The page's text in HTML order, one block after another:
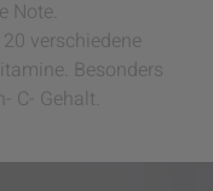
Note.
verschiedene
Besonders
C- Gehalt.